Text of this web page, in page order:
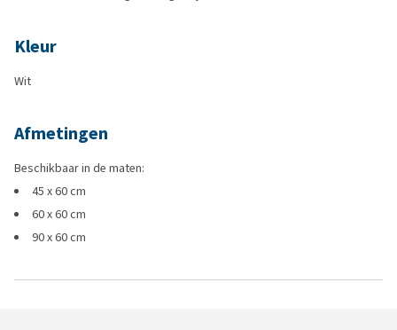
Kleur
Wit
Afmetingen
Beschikbaar in de maten:
45 x 60 cm
60 x 60 cm
90 x 60 cm